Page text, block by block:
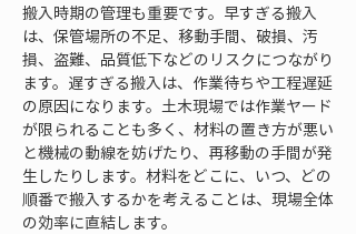
搬入時期の管理も重要です。早すぎる搬入
は、保管場所の不足、移動手間、破損、汚
損、盗難、品質低下などのリスクにつながり
ます。遅すぎる搬入は、作業待ちや工程遅延
の原因になります。土木現場では作業ヤード
が限られることも多く、材料の置き方が悪い
と機械の動線を妨げたり、再移動の手間が発
生したりします。材料をどこに、いつ、どの
順番で搬入するかを考えることは、現場全体
の効率に直結します。